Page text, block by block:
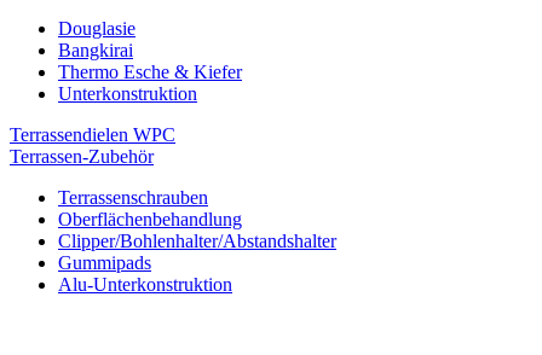
Douglasie
Bangkirai
Thermo Esche & Kiefer
Unterkonstruktion
Terrassendielen WPC
Terrassen-Zubehör
Terrassenschrauben
Oberflächenbehandlung
Clipper/Bohlenhalter/Abstandshalter
Gummipads
Alu-Unterkonstruktion